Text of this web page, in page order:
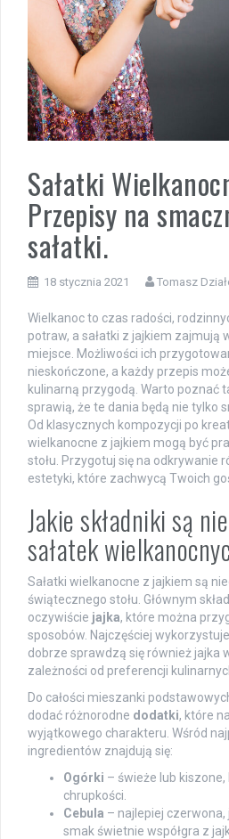
Sałatki
Przepisy na
sałatki.
18 stycznia 2021 Tomasz
Wielkanoc to czas radości,
potraw, a sałatki z jajkiem zajmują
miejsce. Możliwości ich
nieskończone, a każdy przepis
kulinarną przygodą. Warto poznać
sprawią, że te dania będą nie tylko
Od klasycznych kompozycji po
wielkanocne z jajkiem mogą być
stołu. Przygotuj się na odkrywanie
estetyki, które zachwycą Twoich
Jakie składniki są
sałatek
Sałatki wielkanocne z jajkiem są
świątecznego stołu. Głównym
oczywiście jajka, które można
sposobów. Najczęściej
dobrze sprawdzą się również jajka
zależności od preferencji
Do całości mieszanki
dodać różnorodne dodatki, które
wyjątkowego charakteru. Wśród
ingredientów znajdują się:
Ogórki – świeże lub
chrupkości.
Cebula – najlepiej czerwona,
smak świetnie współgra z